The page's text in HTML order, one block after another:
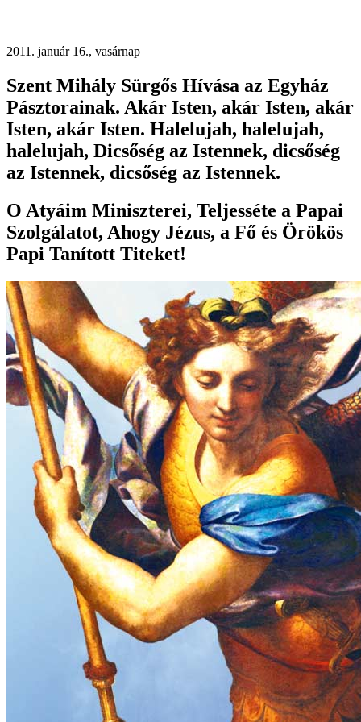
2011. január 16., vasárnap
Szent Mihály Sürgős Hívása az Egyház
Pásztorainak. Akár Isten, akár Isten, akár
Isten, akár Isten. Halelujah, halelujah,
halelujah, Dicsőség az Istennek, dicsőség
az Istennek, dicsőség az Istennek.
O Atyáim Miniszterei, Teljesséte a Papai
Szolgálatot, Ahogy Jézus, a Fő és Örökös
Papi Tanított Titeket!